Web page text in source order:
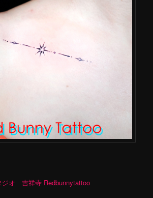
ジオ 吉祥寺 Redbunnytattoo